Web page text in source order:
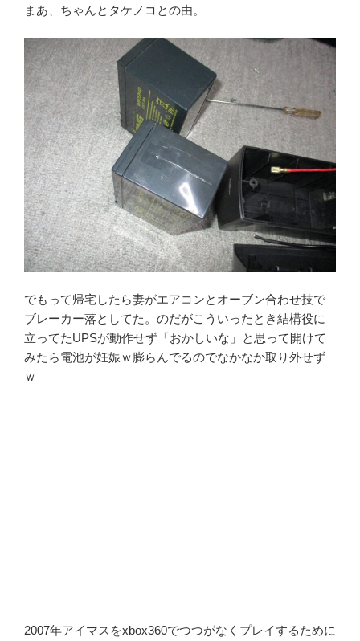
まあ、ちゃんとタケノコとの由。
でもって帰宅したら妻がエアコンとオーブン合わせ技で
ブレーカー落としてた。のだがこういったとき結構役に
立ってたUPSが動作せず「おかしいな」と思って開けて
みたら電池が妊娠ｗ膨らんでるのでなかなか取り外せず
ｗ
2007年アイマスをxbox360でつつがなくプレイするために